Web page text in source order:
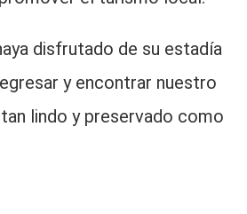
disfrutado de su estadía
y encontrar nuestro
lindo y preservado como